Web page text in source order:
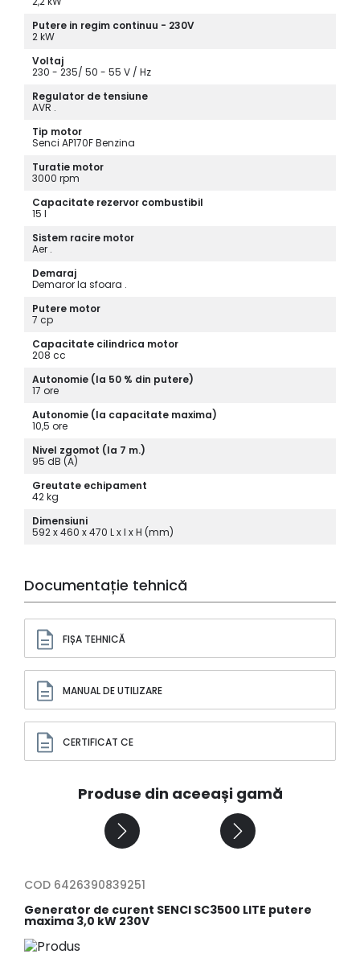
Putere in regim continuu - 230V
2 kW
Voltaj
230 - 235/ 50 - 55 V / Hz
Regulator de tensiune
AVR .
Tip motor
Senci AP170F Benzina
Turatie motor
3000 rpm
Capacitate rezervor combustibil
15 l
Sistem racire motor
Aer .
Demaraj
Demaror la sfoara .
Putere motor
7 cp
Capacitate cilindrica motor
208 cc
Autonomie (la 50 % din putere)
17 ore
Autonomie (la capacitate maxima)
10,5 ore
Nivel zgomot (la 7 m.)
95 dB (A)
Greutate echipament
42 kg
Dimensiuni
592 x 460 x 470 L x l x H (mm)
Documentație tehnică
FIȘA TEHNICĂ
MANUAL DE UTILIZARE
CERTIFICAT CE
Produse din aceeași gamă
COD 6426390839251
Generator de curent SENCI SC3500 LITE putere
maxima 3,0 kW 230V